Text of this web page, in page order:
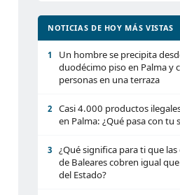
NOTICIAS DE HOY MÁS VISTAS
1
Un hombre se precipita
duodécimo piso en Palma y
personas en una terraza
2
Casi 4.000 productos
en Palma: ¿Qué pasa con tu
3
¿Qué significa para ti que
de Baleares cobren igual
del Estado?